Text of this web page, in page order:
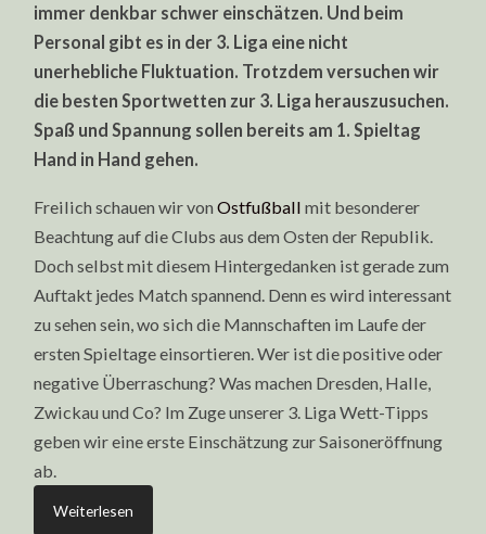
immer denkbar schwer einschätzen. Und beim
Personal gibt es in der 3. Liga eine nicht
unerhebliche Fluktuation. Trotzdem versuchen wir
die besten Sportwetten zur 3. Liga herauszusuchen.
Spaß und Spannung sollen bereits am 1. Spieltag
Hand in Hand gehen.
Freilich schauen wir vonOstfußball mit besonderer
Beachtung auf die Clubs aus dem Osten der Republik.
Doch selbst mit diesem Hintergedanken ist gerade zum
Auftakt jedes Match spannend. Denn es wird interessant
zu sehen sein, wo sich die Mannschaften im Laufe der
ersten Spieltage einsortieren. Wer ist die positive oder
negative Überraschung? Was machen Dresden, Halle,
Zwickau und Co? Im Zuge unserer 3. Liga Wett-Tipps
geben wir eine erste Einschätzung zur Saisoneröffnung
ab.
Weiterlesen